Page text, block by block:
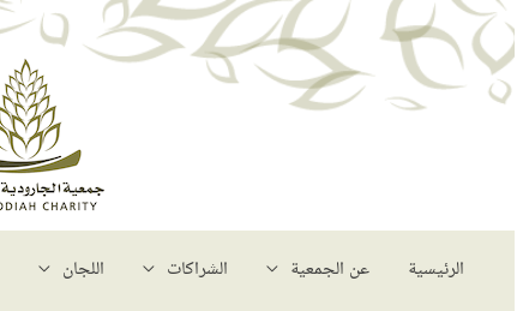
الرئيسية عن الجمعية الشراكات اللجان